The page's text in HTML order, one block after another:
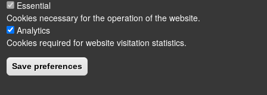
Essential
Cookies necessary for the operation of the website.
Analytics
Cookies required for website visitation statistics.
Save preferences